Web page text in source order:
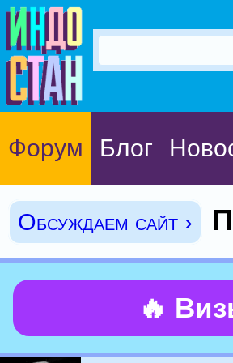
Форум Блог
Обсуждаем сайт ›
🔥